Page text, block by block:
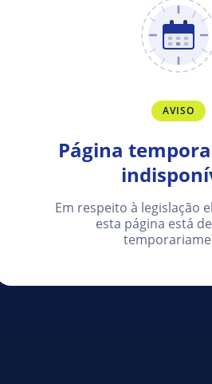
AVISO
Página
Em respeito à legislação
esta página está